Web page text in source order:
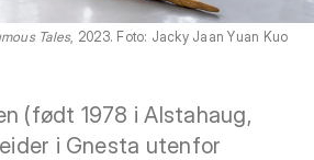
Tales, 2023. Foto: Jacky Jaan Yuan Kuo
(født 1978 i Alstahaug,
i Gnesta utenfor